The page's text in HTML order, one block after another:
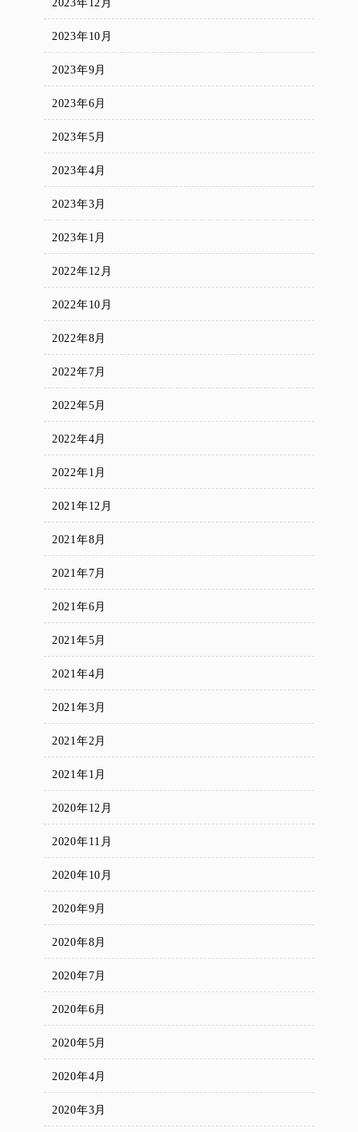
2023年12月
2023年10月
2023年9月
2023年6月
2023年5月
2023年4月
2023年3月
2023年1月
2022年12月
2022年10月
2022年8月
2022年7月
2022年5月
2022年4月
2022年1月
2021年12月
2021年8月
2021年7月
2021年6月
2021年5月
2021年4月
2021年3月
2021年2月
2021年1月
2020年12月
2020年11月
2020年10月
2020年9月
2020年8月
2020年7月
2020年6月
2020年5月
2020年4月
2020年3月